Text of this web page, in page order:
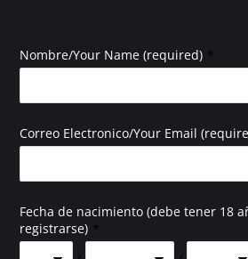
Nombre/Your Name (required) *
Correo Electronico/Your Email
Fecha de nacimiento (debe tener 18
registrarse) *